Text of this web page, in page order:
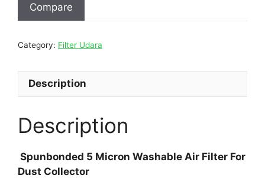
Compare
Category: Filter Udara
Description
Description
Spunbonded 5 Micron Washable Air Filter For
Dust Collector